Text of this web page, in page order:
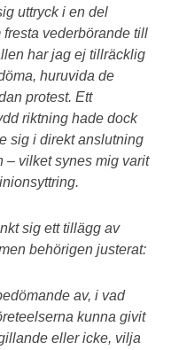
uttryck i en del
vederbörande till
har jag ej tillräcklig
huruvida de
protest. Ett
riktning hade dock
sig i direkt anslutning
– vilket synes mig varit
sig ett tillägg av
behörigen justerat:
av, i vad
kunna givit
eller icke, vilja